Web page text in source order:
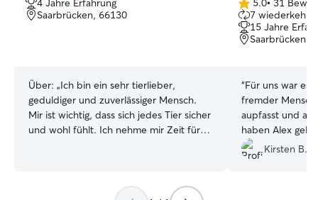
4 Jahre Erfahrung
Saarbrücken, 66130
Über: „Ich bin ein sehr tierlieber,
geduldiger und zuverlässiger Mensch.
Mir ist wichtig, dass sich jedes Tier sicher
und wohl fühlt. Ich nehme mir Zeit für
mich zuverlässig um Futter, Wasser,
5.0
von
5
Sternen
5.0• 31
7
15 Jahre
Saarbrücken,
“Für uns war es
fremder
aupfasst und
haben Alex
regelmäßige
bekommen.
Kirsten B.